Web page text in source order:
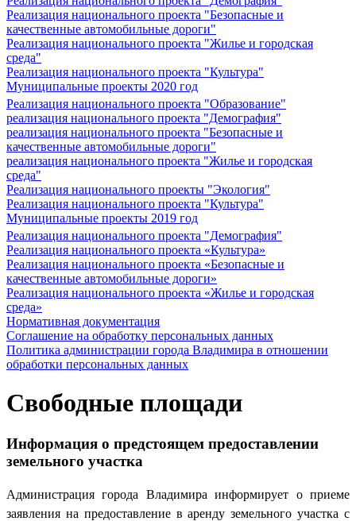
Реализация национального проекта "Безопасные и
качественные автомобильные дороги"
Реализация национального проекта "Жилье и городская
среда"
Реализация национального проекта "Культура"
Муниципальные проекты 2020 год
Реализация национального проекта "Образование"
реализация национального проекта "Демография"
реализация национального проекта "Безопасные и
качественные автомобильные дороги"
реализация национального проекта "Жилье и городская
среда"
Реализация национального проекты "Экология"
Реализация национального проекта "Культура"
Муниципальные проекты 2019 год
Реализация национального проекта "Демография"
Реализация национального проекта «Культура»
Реализация национального проекта «Безопасные и
качественные автомобильные дороги»
Реализация национального проекта «Жилье и городская
среда»
Нормативная документация
Соглашение на обработку персональных данных
Политика администрации города Владимира в отношении
обработки персональных данных
Свободные площади
Информация о предстоящем предоставлении
земельного участка
Администрация города Владимира информирует о приеме
заявления на предоставление в аренду земельного участка с